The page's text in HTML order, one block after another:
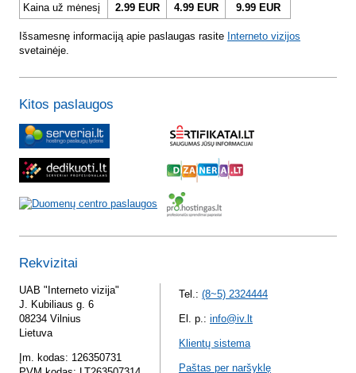
Kaina už mėnesį
2.99 EUR 4.99 EUR 9.99 EUR
Išsamesnę informaciją apie paslaugas rasite Interneto vizijos
svetainėje.
Kitos paslaugos
Rekvizitai
UAB "Interneto vizija"
J. Kubiliaus g. 6
08234 Vilnius
Lietuva
Įm. kodas: 126350731
Tel.: (8~5) 2324444
El. p.: info@iv.lt
Klientų sistema
Paštas per naršyklę